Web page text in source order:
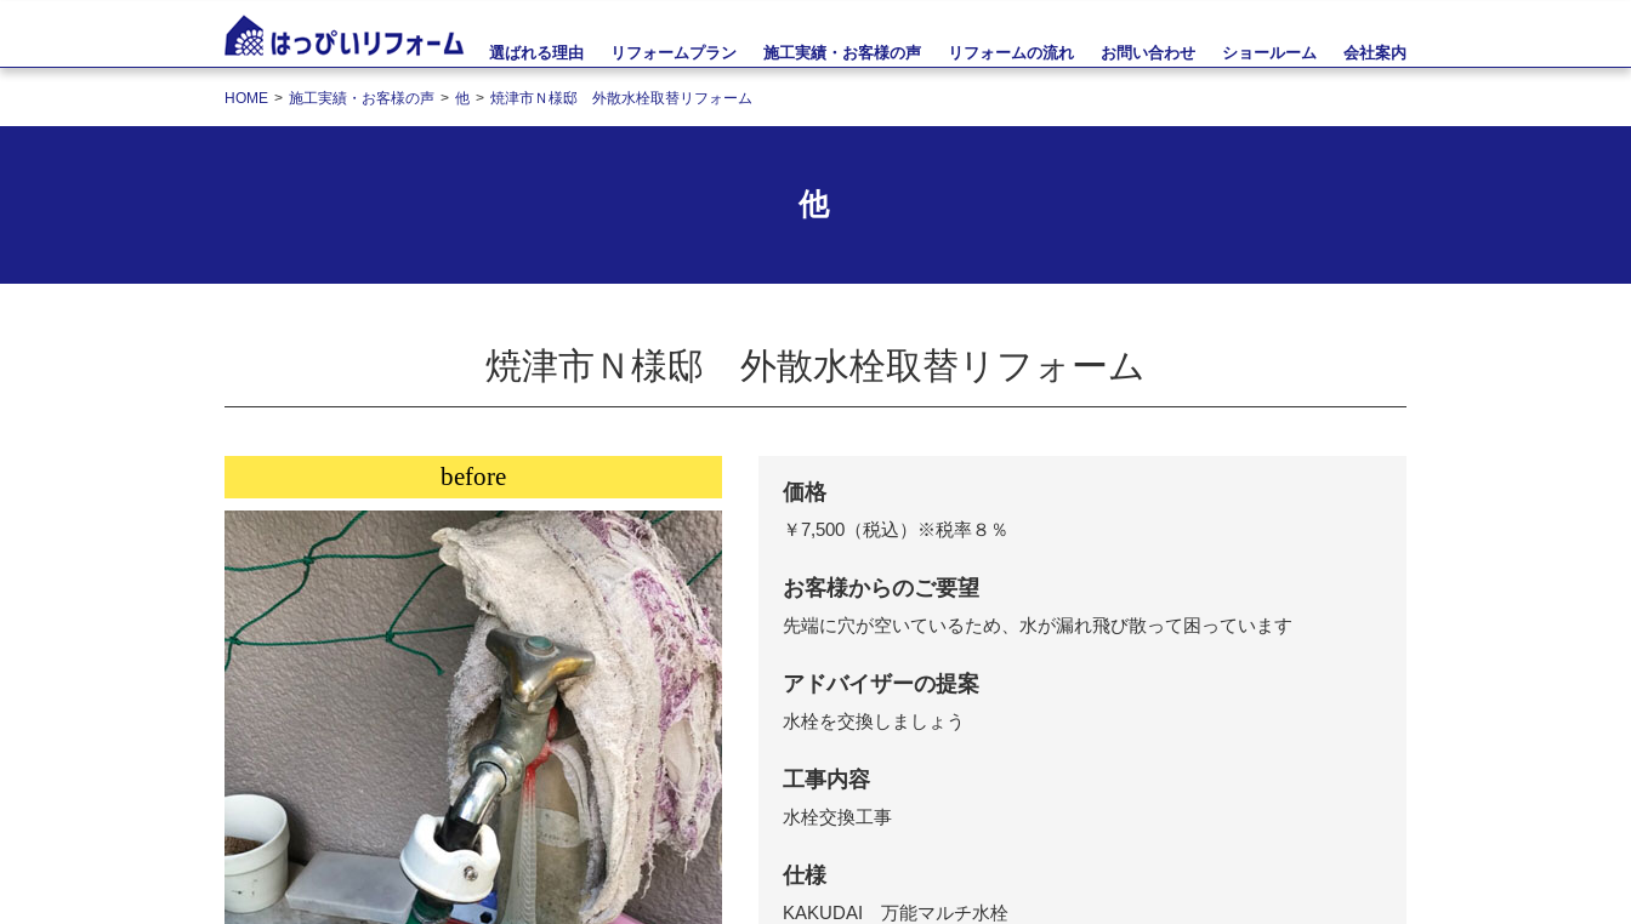
選ばれる理由 リフォームプラン 施工実績・お客様の声 リフォームの流れ お問い合わせ ショールーム 会社案内
HOME 施工実績・お客様の声 他 焼津市Ｎ様邸 外散水栓取替リフォーム
他
焼津市Ｎ様邸 外散水栓取替リフォーム
before
価格
￥7,500（税込） ※税率８％
お客様からのご要望
先端に穴が空いているため、水が漏れ飛び散って困っています
アドバイザーの提案
水栓を交換しましょう
工事内容
水栓交換工事
仕様
KAKUDAI 万能マルチ水栓